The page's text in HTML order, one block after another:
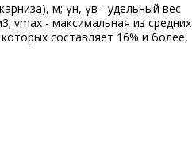
м; γн, γв - удельный вес
3; vmax - максимальная из средних
составляет 16% и более,